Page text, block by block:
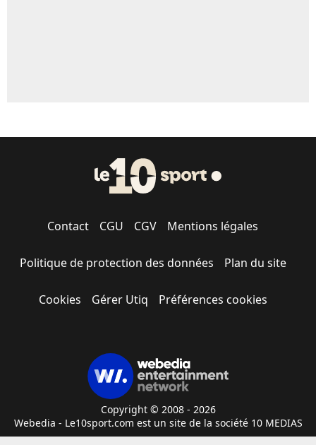
Contact CGU CGV Mentions légales
Politique de protection des données Plan du site
Cookies Gérer Utiq Préférences cookies
Copyright © 2008 - 2026
Webedia - Le10sport.com est un site de la société 10 MEDIAS